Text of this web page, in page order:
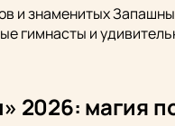
и знаменитых
гимнасты и
2026: магия